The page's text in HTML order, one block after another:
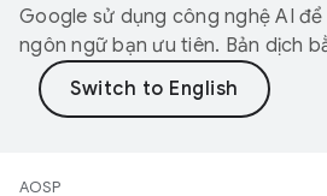
Google sử dụng công nghệ AI
ngôn ngữ bạn ưu tiên. Bản dịch
AOSP